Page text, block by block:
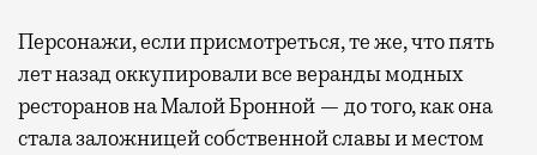
Персонажи, если присмотреться, те же, что пять
лет назад оккупировали все веранды модных
ресторанов на Малой Бронной — до того, как она
стала заложницей собственной славы и местом